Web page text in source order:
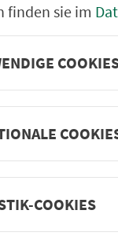
finden sie im
COOKIES